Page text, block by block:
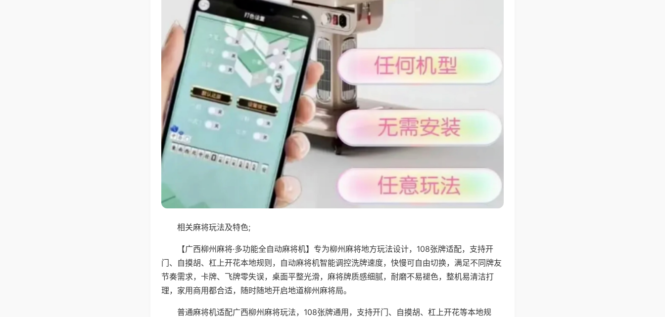
相关麻将玩法及特色;
【广西柳州麻将·多功能全自动麻将机】专为柳州麻将地方玩法设计，108张牌适配，支持开
门、自摸胡、杠上开花本地规则，自动麻将机智能调控洗牌速度，快慢可自由切换，满足不同牌友
节奏需求，卡牌、飞牌零失误，桌面平整光滑，麻将牌质感细腻，耐磨不易褪色，整机易清洁打
理，家用商用都合适，随时随地开启地道柳州麻将局。
普通麻将机适配广西柳州麻将玩法，108张牌通用，支持开门、自摸胡、杠上开花等本地规